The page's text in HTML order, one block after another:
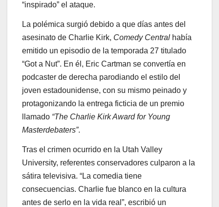
“inspirado” el ataque.
La polémica surgió debido a que días antes del
asesinato de Charlie Kirk, Comedy Central había
emitido un episodio de la temporada 27 titulado
“Got a Nut”. En él, Eric Cartman se convertía en
podcaster de derecha parodiando el estilo del
joven estadounidense, con su mismo peinado y
protagonizando la entrega ficticia de un premio
llamado “The Charlie Kirk Award for Young
Masterdebaters”.
Tras el crimen ocurrido en la Utah Valley
University, referentes conservadores culparon a la
sátira televisiva. “La comedia tiene
consecuencias. Charlie fue blanco en la cultura
antes de serlo en la vida real”, escribió un